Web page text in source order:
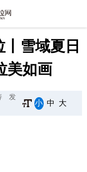
雪域夏日
美如画
发
小 中 大